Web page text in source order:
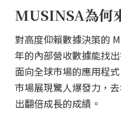
MUSINSA為何
對高度仰賴數據決策的
年的內部營收數據能找
面向全球市場的應用程
市場展現驚人爆發力，
出翻倍成長的成績。